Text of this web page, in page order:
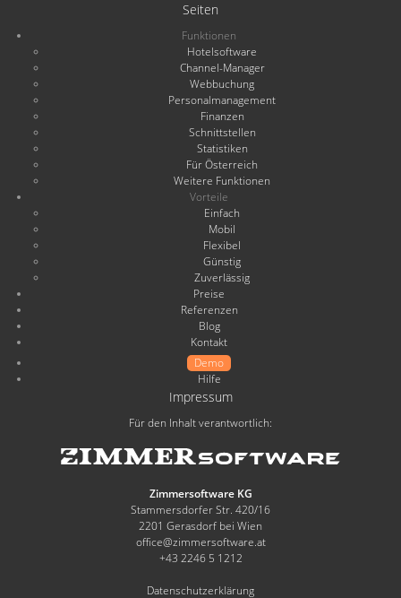
Seiten
Funktionen
Hotelsoftware
Channel-Manager
Webbuchung
Personalmanagement
Finanzen
Schnittstellen
Statistiken
Für Österreich
Weitere Funktionen
Vorteile
Einfach
Mobil
Flexibel
Günstig
Zuverlässig
Preise
Referenzen
Blog
Kontakt
Demo
Hilfe
Impressum
Für den Inhalt verantwortlich:
Zimmersoftware KG
Stammersdorfer Str. 420/16
2201 Gerasdorf bei Wien
office@zimmersoftware.at
+43 2246 5 1212
Datenschutzerklärung